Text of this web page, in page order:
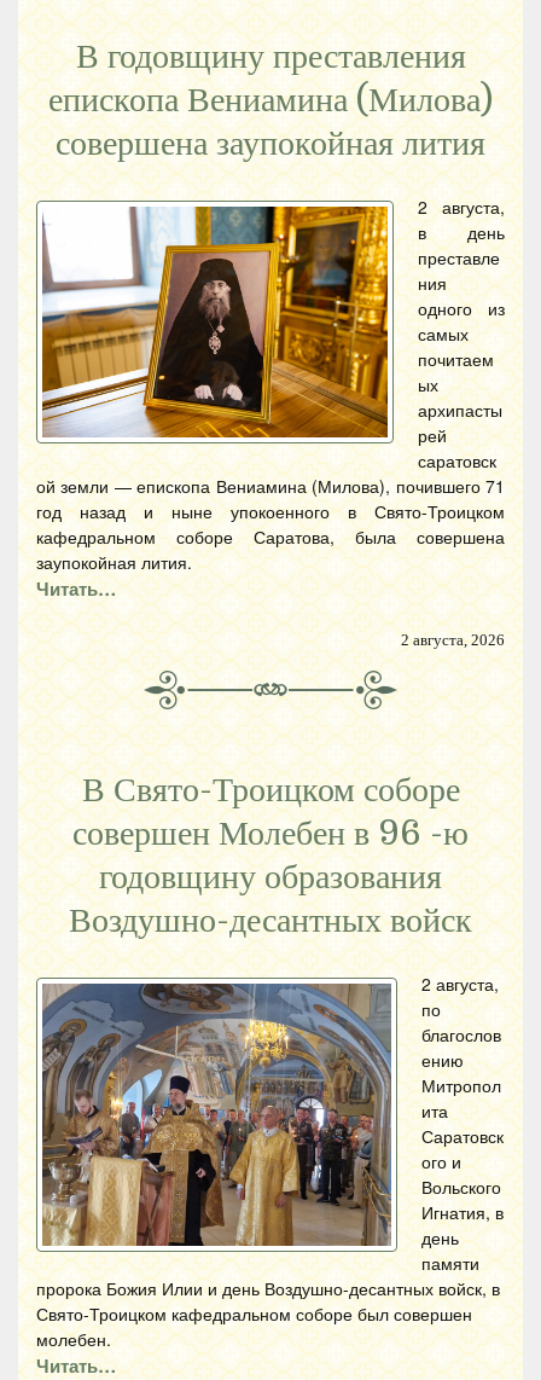
В годовщину преставления
епископа Вениамина (Милова)
совершена заупокойная лития
2 августа,
в день
преставле
ния
одного из
самых
почитаем
ых
архипасты
рей
саратовск
ой земли — епископа Вениамина (Милова), почившего 71
год назад и ныне упокоенного в Свято-Троицком
кафедральном соборе Саратова, была совершена
заупокойная лития.
Читать…
2 августа, 2026
В Свято-Троицком соборе
совершен Молебен в 96 -ю
годовщину образования
Воздушно-десантных войск
2 августа,
по
благослов
ению
Митропол
ита
Саратовск
ого и
Вольского
Игнатия, в
день
памяти
пророка Божия Илии и день Воздушно-десантных войск, в
Свято-Троицком кафедральном соборе был совершен
молебен.
Читать…